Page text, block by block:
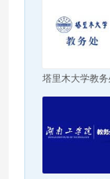
塔里木大学教务